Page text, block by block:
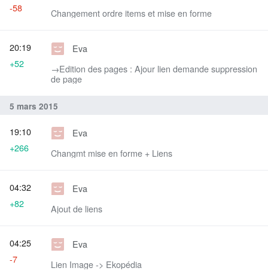
Changement ordre items et mise en forme
-58
Eva
→‎Edition des pages : Ajour lien demande suppression
de page
20:19
+52
5 mars 2015
Eva
Changmt mise en forme + Liens
19:10
+266
Eva
Ajout de liens
04:32
+82
Eva
Lien Image -> Ekopédia
04:25
-7